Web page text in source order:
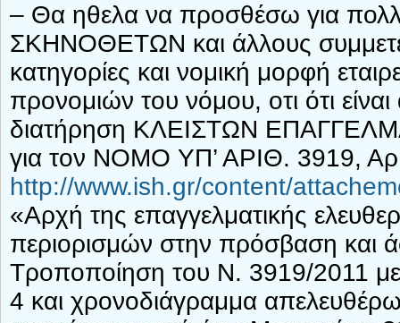
– Θα ηθελα να προσθέσω για
ΣΚΗΝΟΘΕΤΩΝ και άλλους
κατηγορίες και νομική μορφή
προνομιών του νόμου, οτι ότι
διατήρηση ΚΛΕΙΣΤΩΝ
για τον ΝΟΜΟ ΥΠ’ ΑΡΙΘ. 3919,
http://www.ish.gr/content/
«Αρχή της επαγγελματικής
περιορισμών στην πρόσβαση και
Τροποποίηση του Ν. 3919/2011
4 και χρονοδιάγραμμα